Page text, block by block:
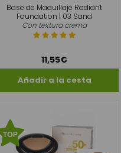
Base de Maquillaje Radiant
Foundation | 03 Sand
Con textura crema
11,55€